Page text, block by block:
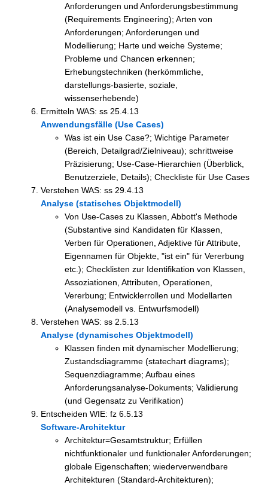
Anforderungen und Anforderungsbestimmung
(Requirements Engineering); Arten von
Anforderungen; Anforderungen und
Modellierung; Harte und weiche Systeme;
Probleme und Chancen erkennen;
Erhebungstechniken (herkömmliche,
darstellungs-basierte, soziale,
wissenserhebende)
Ermitteln WAS: ss 25.4.13
Anwendungsfälle (Use Cases)
Was ist ein Use Case?; Wichtige Parameter
(Bereich, Detailgrad/Zielniveau); schrittweise
Präzisierung; Use-Case-Hierarchien (Überblick,
Benutzerziele, Details); Checkliste für Use Cases
Verstehen WAS: ss 29.4.13
Analyse (statisches Objektmodell)
Von Use-Cases zu Klassen, Abbott's Methode
(Substantive sind Kandidaten für Klassen,
Verben für Operationen, Adjektive für Attribute,
Eigennamen für Objekte, "ist ein" für Vererbung
etc.); Checklisten zur Identifikation von Klassen,
Assoziationen, Attributen, Operationen,
Vererbung; Entwicklerrollen und Modellarten
(Analysemodell vs. Entwurfsmodell)
Verstehen WAS: ss 2.5.13
Analyse (dynamisches Objektmodell)
Klassen finden mit dynamischer Modellierung;
Zustandsdiagramme (statechart diagrams);
Sequenzdiagramme; Aufbau eines
Anforderungsanalyse-Dokuments; Validierung
(und Gegensatz zu Verifikation)
Entscheiden WIE: fz 6.5.13
Software-Architektur
Architektur=Gesamtstruktur; Erfüllen
nichtfunktionaler und funktionaler Anforderungen;
globale Eigenschaften; wiederverwendbare
Architekturen (Standard-Architekturen);